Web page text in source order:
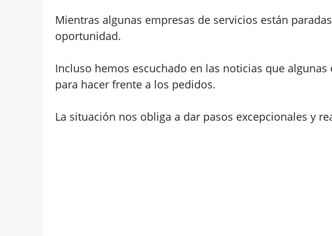
Mientras algunas empresas de servicios están
oportunidad.
Incluso hemos escuchado en las noticias que
para hacer frente a los pedidos.
La situación nos obliga a dar pasos excepcionales y